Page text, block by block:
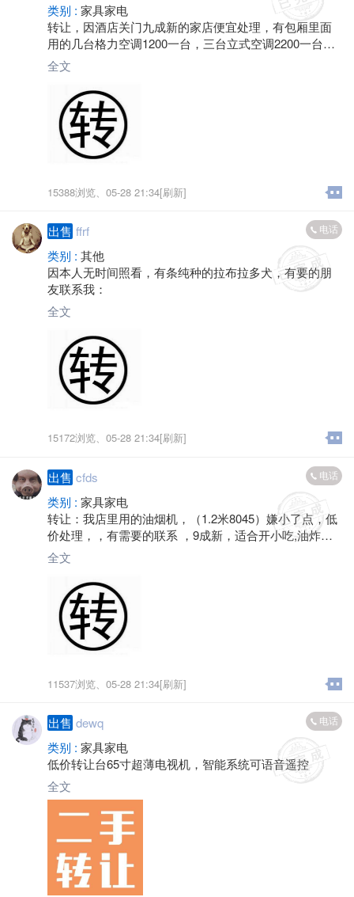
类别 : 家具家电
转让，因酒店关门九成新的家店便宜处理，有包厢里面
用的几台格力空调1200一台，三台立式空调2200一台，
三开门风冷无霜大冰箱800，西门子对开门冰箱1800，几
台热水器450一台，两台燃气热水器650一台，新款智能
微波炉200，西门子滚筒洗衣机900，还有一台46寸的全
新超薄的网络液晶电视1400，需要的抓紧联系
全文
15388浏览、 05-28 21:34[刷新]
出售 ffrf 电话
类别 : 其他
因本人无时间照看，有条纯种的拉布拉多犬，有要的朋
友联系我：
全文
15172浏览、 05-28 21:34[刷新]
出售 cfds 电话
类别 : 家具家电
转让：我店里用的油烟机，（1.2米8045）嫌小了点，低
价处理，，有需要的联系 ，9成新，适合开小吃,油炸之
内的店里用用，，电话
全文
11537浏览、 05-28 21:34[刷新]
出售 dewq 电话
类别 : 家具家电
低价转让台65寸超薄电视机，智能系统可语音遥控
全文